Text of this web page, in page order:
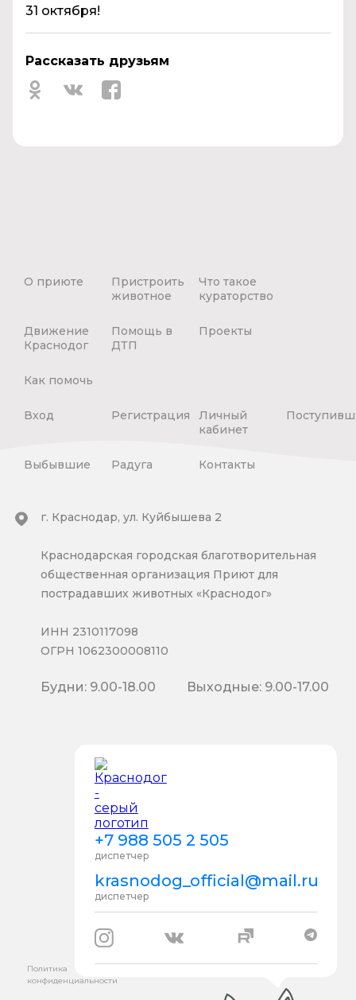
31 октября!
Рассказать друзьям
О приюте
Пристроить
животное
Что такое
кураторство
Движение
Краснодог
Помощь в
ДТП
Проекты
Как помочь
Вход Регистрация
Личный
кабинет
Выбывшие Радуга Контакты
+7 988 505 2 505
диспетчер
krasnodog_official@mail.ru
диспетчер
г. Краснодар, ул. Куйбышева 2
Краснодарская городская благотворительная
общественная организация Приют для
пострадавших животных «Краснодог»
ИНН 2310117098
ОГРН 1062300008110
Будни: 9.00-18.00 Выходные: 9.00-17.00
Политика
конфиденциальности